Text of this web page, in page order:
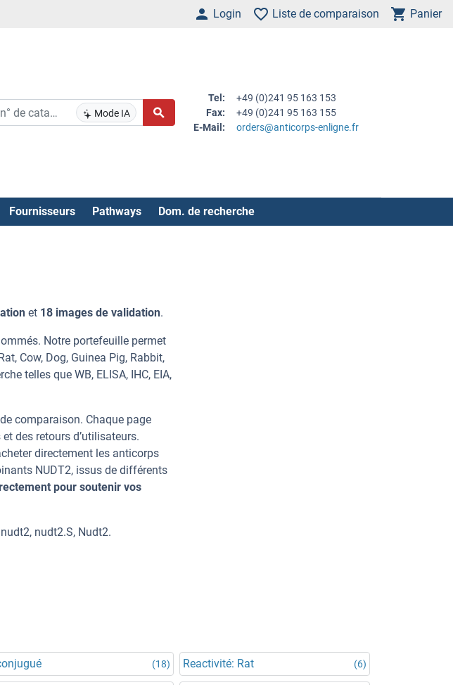
Login Liste de comparaison Panier
Mode IA
Tel:
+49 (0)241 95 163 153
Fax:
+49 (0)241 95 163 155
E-Mail:
orders@anticorps-enligne.fr
Fournisseurs Pathways Dom. de recherche
et 18 images de validation.
Notre portefeuille permet
Cow, Dog, Guinea Pig, Rabbit,
telles que WB, ELISA, IHC, EIA,
comparaison. Chaque page
des retours d’utilisateurs.
directement les anticorps
NUDT2, issus de différents
pour soutenir vos
nudt2.S, Nudt2.
(18) Reactivité: Rat (6)